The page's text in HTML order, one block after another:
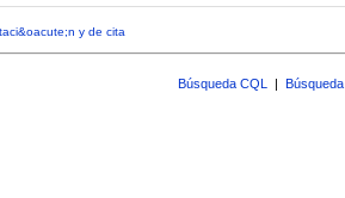
y de cita
Búsqueda CQL |